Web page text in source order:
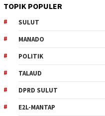
TOPIK POPULER
SULUT
MANADO
POLITIK
TALAUD
DPRD SULUT
E2L-MANTAP